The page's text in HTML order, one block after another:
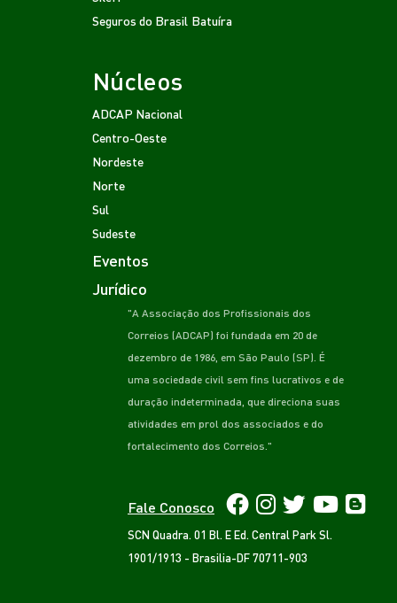
Seguros do Brasil Batuíra
Núcleos
ADCAP Nacional
Centro-Oeste
Nordeste
Norte
Sul
Sudeste
Eventos
Jurídico
"A Associação dos Profissionais dos
Correios (ADCAP) foi fundada em 20 de
dezembro de 1986, em São Paulo (SP). É
uma sociedade civil sem fins lucrativos e de
duração indeterminada, que direciona suas
atividades em prol dos associados e do
fortalecimento dos Correios."
Fale Conosco
SCN Quadra. 01 Bl. E Ed. Central Park Sl.
1901/1913 - Brasilia-DF 70711-903